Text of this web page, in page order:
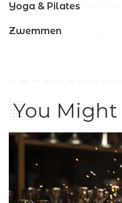
Yoga & Pilates
Zwemmen
You Might